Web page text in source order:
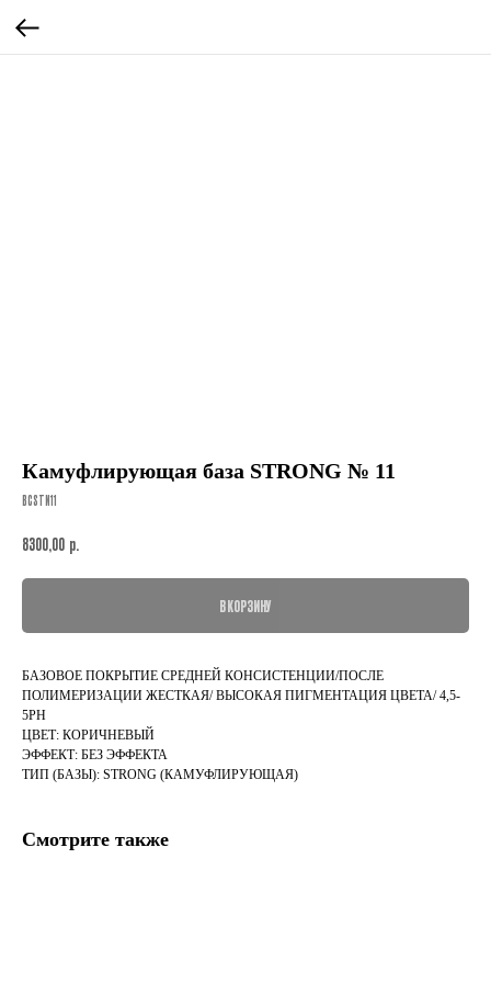
Камуфлирующая база STRONG № 11
BCSTN11
8300,00 р.
В КОРЗИНУ
БАЗОВОЕ ПОКРЫТИЕ СРЕДНЕЙ КОНСИСТЕНЦИИ/ПОСЛЕ
ПОЛИМЕРИЗАЦИИ ЖЕСТКАЯ/ ВЫСОКАЯ ПИГМЕНТАЦИЯ ЦВЕТА/ 4,5-
5PH
ЦВЕТ: КОРИЧНЕВЫЙ
ЭФФЕКТ: БЕЗ ЭФФЕКТА
ТИП (БАЗЫ): STRONG (КАМУФЛИРУЮЩАЯ)
Смотрите также